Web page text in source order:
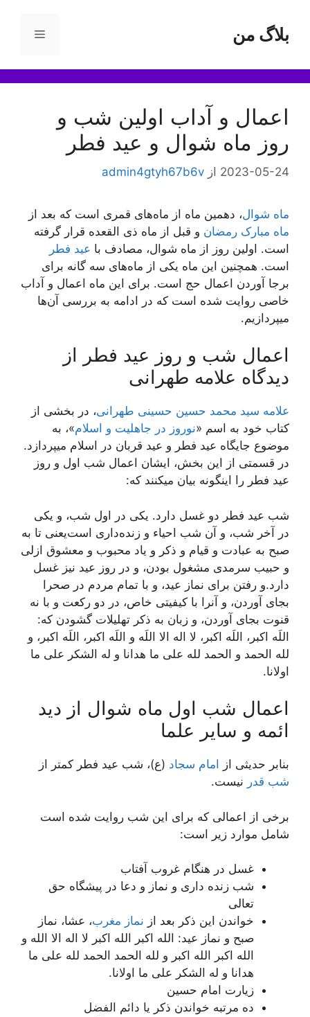
محتوابلاگ من فهرست
اعمال و آداب اولین شب و
روز ماه شوال و عید فطر
2023-05-24 از admin4gtyh67b6v
ماه شوال، دهمین ماه از ماه‌های قمری است که بعد از
ماه مبارک رمضان و قبل از ماه ذی القعده قرار گرفته
است. اولین روز از ماه شوال، مصادف با عید فطر
است. همچنین این ماه یکی از ماه‌های سه گانه برای
برجا آوردن اعمال حج است. برای این ماه اعمال و آداب
خاصی روایت شده است که در ادامه به بررسی آن‌ها
میپردازیم.
اعمال شب و روز عید فطر از
دیدگاه علامه طهرانی
علامه سید محمد حسین حسینی طهرانی، در بخشی از
کتاب خود به اسم «نوروز در جاهلیت و اسلام»، به
موضوع جایگاه عید فطر و عید قربان در اسلام میپردازد.
در قسمتی از این بخش، ایشان اعمال شب اول و روز
عید فطر را اینگونه بیان میکنند که:
شب عيد فطر دو غسل دارد. يکى در اول شب، و يکى
در آخر شب، و آن شب احياء و زنده‌دارى است‌يعنى تا به
صبح به عبادت و قيام و ذکر و ياد محبوب و معشوق ازلى
و حبيب سرمدى مشغول بودن، و در روز عيد نيز غسل
دارد.و رفتن براى نماز عيد، و با تمام مردم در صحرا
بجاى آوردن، و آنرا با کيفيتى خاص، در دو رکعت و با نه
قنوت بجاى آوردن، و زبان به ذکر تهليلات گشودن که:
اللَه اکبر، اللَه اکبر، لا اله الا اللَه و اللَه اکبر، اللَه اکبر، و
لله الحمد و الحمد لله على ما هدانا و له الشکر على ما
اولانا.
اعمال شب اول ماه شوال از دید
ائمه و سایر علما
بنابر حدیثی از امام سجاد (ع)، شب عید فطر کمتر از
شب قدر نیست.
برخی از اعمالی که برای این شب روایت شده است
شامل موارد زیر است:
غسل در هنگام غروب آفتاب
شب زنده داری و نماز و دعا در پیشگاه حق
تعالی
خواندن این ذکر بعد از نماز مغرب، عشا، نماز
صبح و نماز عید: الله اکبر الله اکبر لا اله الا الله و
الله اکبر الله اکبر و لله الحمد الحمد لله على ما
هدانا و له الشکر على ما اولانا.
زیارت امام حسین
ده مرتبه خواندن ذکر یا دائم الفضل